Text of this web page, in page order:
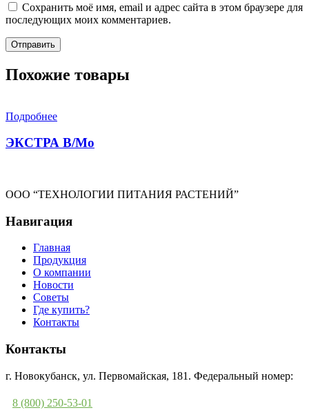
Сохранить моё имя, email и адрес сайта в этом браузере для
последующих моих комментариев.
Похожие товары
Подробнее
ЭКСТРА B/Mo
ООО “ТЕХНОЛОГИИ ПИТАНИЯ РАСТЕНИЙ”
Навигация
Главная
Продукция
О компании
Новости
Советы
Где купить?
Контакты
Контакты
г. Новокубанск, ул. Первомайская, 181. Федеральный номер:
8 (800) 250-53-01